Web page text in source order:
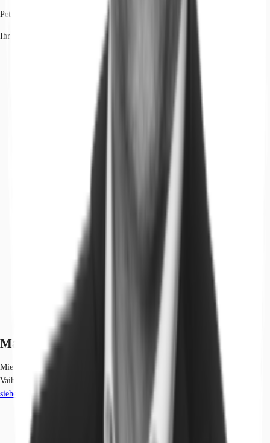
Peter Gent
Ihr Kontakt
Marktinformationen
Mietmarkt
Vaihingen, Stuttgart
siehe
passende Mietobjekte